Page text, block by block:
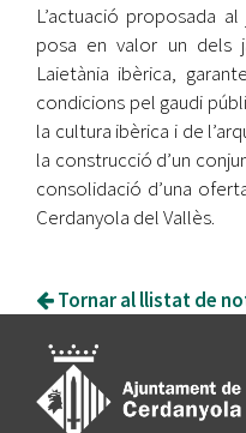
L’actuació proposada
posa en valor un dels
Laietània ibèrica,
condicions pel gaudi
la cultura ibèrica i de
la construcció d’un
consolidació d’una
Cerdanyola del Vallès.
Tornar al llistat de